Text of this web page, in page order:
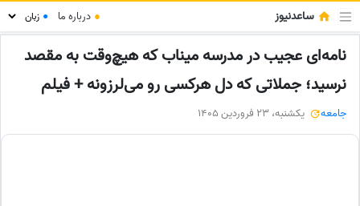
ساعدنیوز ● درباره ما ●
نامه‌ای عجیب در مدرسه میناب که هیچ‌وقت به مقصد
نرسید؛ جملاتی که دل هرکسی رو می‌لرزونه + فیلم
جامعه یکشنبه، 23 فروردین 1405